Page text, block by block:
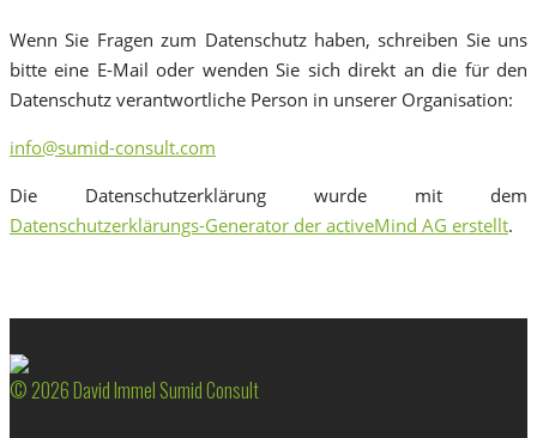
Wenn Sie Fragen zum Datenschutz haben, schreiben Sie uns
bitte eine E-Mail oder wenden Sie sich direkt an die für den
Datenschutz verantwortliche Person in unserer Organisation:
info@sumid-consult.com
Die Datenschutzerklärung wurde mit dem
Datenschutzerklärungs-Generator der activeMind AG erstellt.
© 2026 David Immel Sumid Consult